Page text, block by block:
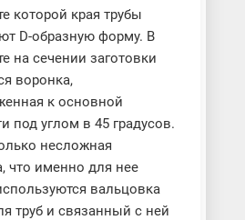
которой края трубы
D-образную форму. В
на сечении заготовки
воронка,
к основной
под углом в 45 градусов.
несложная
что именно для нее
вальцовка
труб и связанный с ней